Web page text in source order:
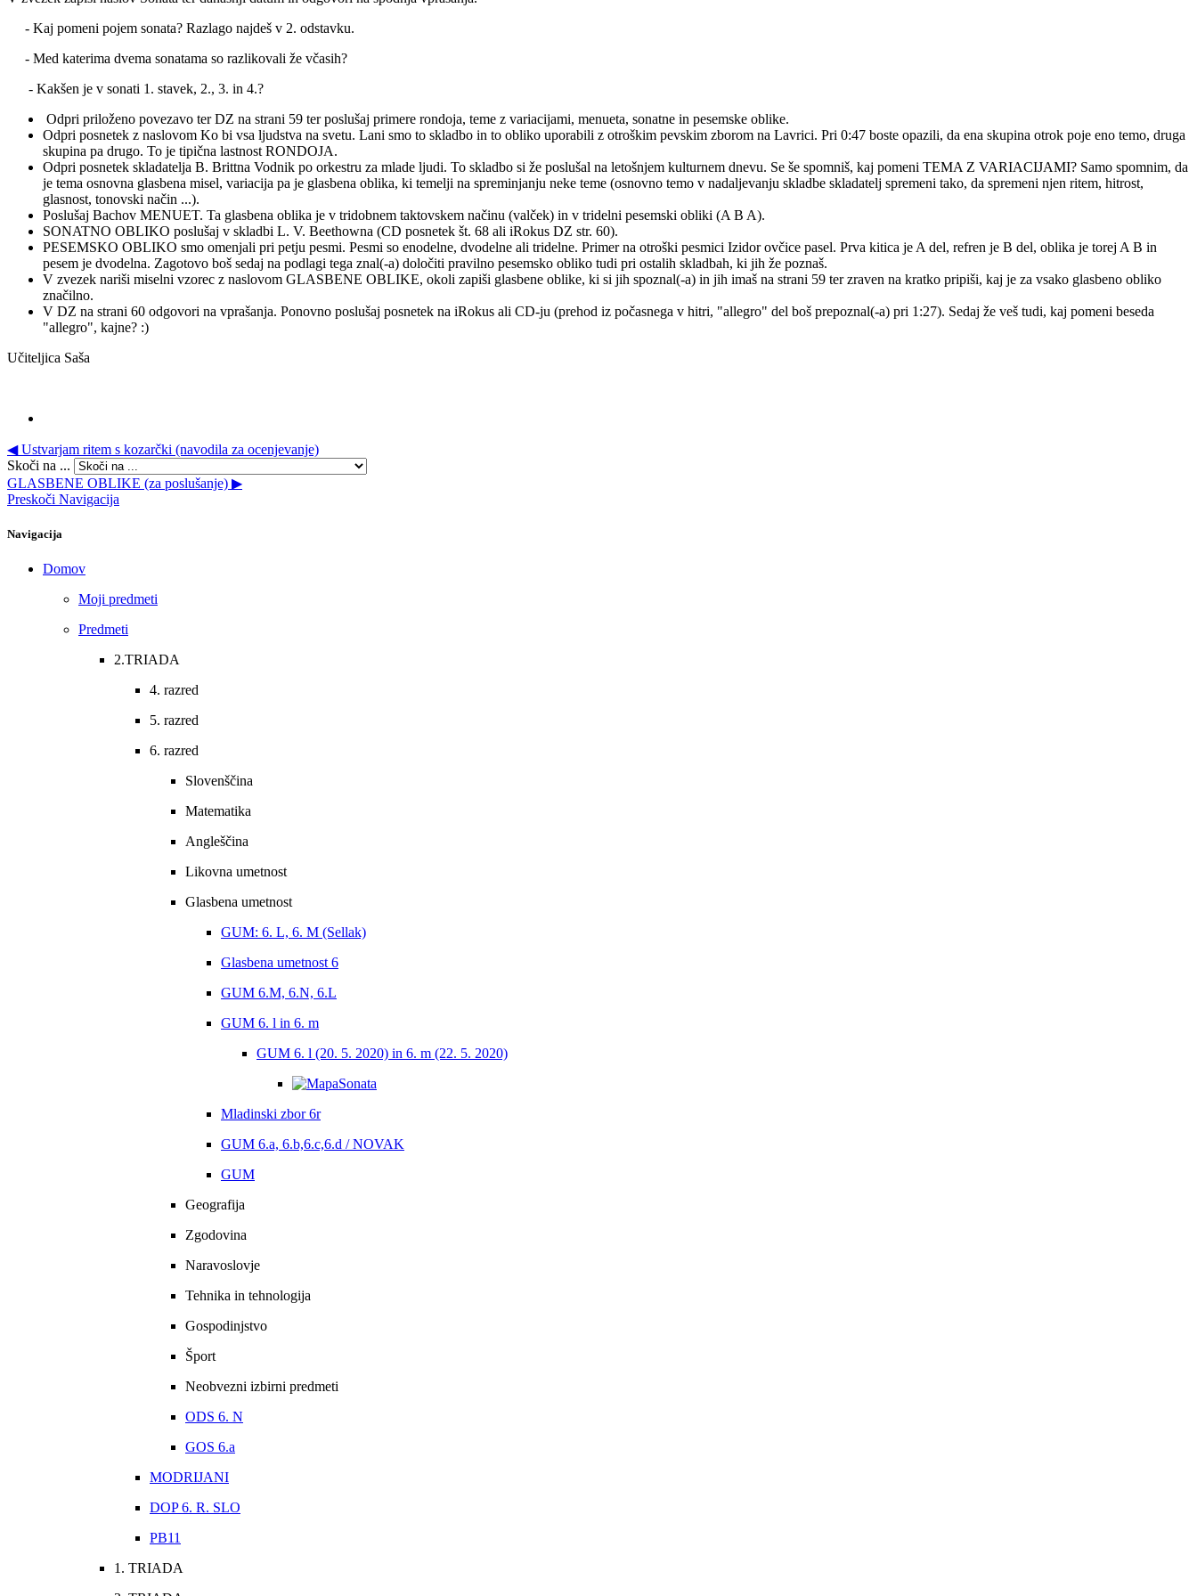
- Kaj pomeni pojem sonata? Razlago najdeš v 2. odstavku.
- Med katerima dvema sonatama so razlikovali že včasih?
- Kakšen je v sonati 1. stavek, 2., 3. in 4.?
Odpri priloženo povezavo ter DZ na strani 59 ter poslušaj primere rondoja, teme z variacijami, menueta, sonatne in pesemske oblike.
Odpri posnetek z naslovom Ko bi vsa ljudstva na svetu. Lani smo to skladbo in to obliko uporabili z otroškim pevskim zborom na Lavrici. Pri 0:47 boste opazili, da ena skupina otrok poje eno temo, druga
skupina pa drugo. To je tipična lastnost RONDOJA.
Odpri posnetek skladatelja B. Brittna Vodnik po orkestru za mlade ljudi. To skladbo si že poslušal na letošnjem kulturnem dnevu. Se še spomniš, kaj pomeni TEMA Z VARIACIJAMI? Samo spomnim, da
je tema osnovna glasbena misel, variacija pa je glasbena oblika, ki temelji na spreminjanju neke teme (osnovno temo v nadaljevanju skladbe skladatelj spremeni tako, da spremeni njen ritem, hitrost,
glasnost, tonovski način ...).
Poslušaj Bachov MENUET. Ta glasbena oblika je v tridobnem taktovskem načinu (valček) in v tridelni pesemski obliki (A B A).
SONATNO OBLIKO poslušaj v skladbi L. V. Beethowna (CD posnetek št. 68 ali iRokus DZ str. 60).
PESEMSKO OBLIKO smo omenjali pri petju pesmi. Pesmi so enodelne, dvodelne ali tridelne. Primer na otroški pesmici Izidor ovčice pasel. Prva kitica je A del, refren je B del, oblika je torej A B in
pesem je dvodelna. Zagotovo boš sedaj na podlagi tega znal(-a) določiti pravilno pesemsko obliko tudi pri ostalih skladbah, ki jih že poznaš.
V zvezek nariši miselni vzorec z naslovom GLASBENE OBLIKE, okoli zapiši glasbene oblike, ki si jih spoznal(-a) in jih imaš na strani 59 ter zraven na kratko pripiši, kaj je za vsako glasbeno obliko
značilno.
V DZ na strani 60 odgovori na vprašanja. Ponovno poslušaj posnetek na iRokus ali CD-ju (prehod iz počasnega v hitri, "allegro" del boš prepoznal(-a) pri 1:27). Sedaj že veš tudi, kaj pomeni beseda
"allegro", kajne? :)
Učiteljica Saša
◀︎ Ustvarjam ritem s kozarčki (navodila za ocenjevanje)
Skoči na ...
GLASBENE OBLIKE (za poslušanje) ▶︎
Preskoči Navigacija
Navigacija
Domov
Moji predmeti
Predmeti
2.TRIADA
4. razred
5. razred
6. razred
Slovenščina
Matematika
Angleščina
Likovna umetnost
Glasbena umetnost
GUM: 6. L, 6. M (Sellak)
Glasbena umetnost 6
GUM 6.M, 6.N, 6.L
GUM 6. l in 6. m
GUM 6. l (20. 5. 2020) in 6. m (22. 5. 2020)
Sonata
Mladinski zbor 6r
GUM 6.a, 6.b,6.c,6.d / NOVAK
GUM
Geografija
Zgodovina
Naravoslovje
Tehnika in tehnologija
Gospodinjstvo
Šport
Neobvezni izbirni predmeti
ODS 6. N
GOS 6.a
MODRIJANI
DOP 6. R. SLO
PB11
1. TRIADA